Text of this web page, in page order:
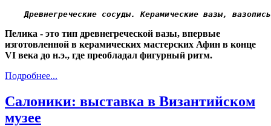
Древнегреческие сосуды. Керамические вазы,
Пелика - это тип древнегреческой вазы, впервые
изготовленной в керамических мастерских Афин в конце
VI века до н.э., где преобладал фигурный ритм.
Подробнее...
Салоники: выставка в Византийском
музее